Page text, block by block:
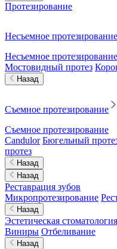
Протезирование
Несъемное протезирование
Несъемное протезирование
Мостовидный протез
Назад
Съемное протезирование
Съемное протезирование
Candulor Бюгельный
протез
Назад
Назад
Реставрация зубов
Микропротезирование
Назад
Эстетическая стоматология
Виниры Отбеливание
Назад